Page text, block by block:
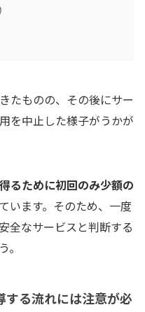
たものの、その後にサー
を中止した様子がうかが
るために初回のみ少額の
います。そのため、一度
全なサービスと判断する
する流れには注意が必